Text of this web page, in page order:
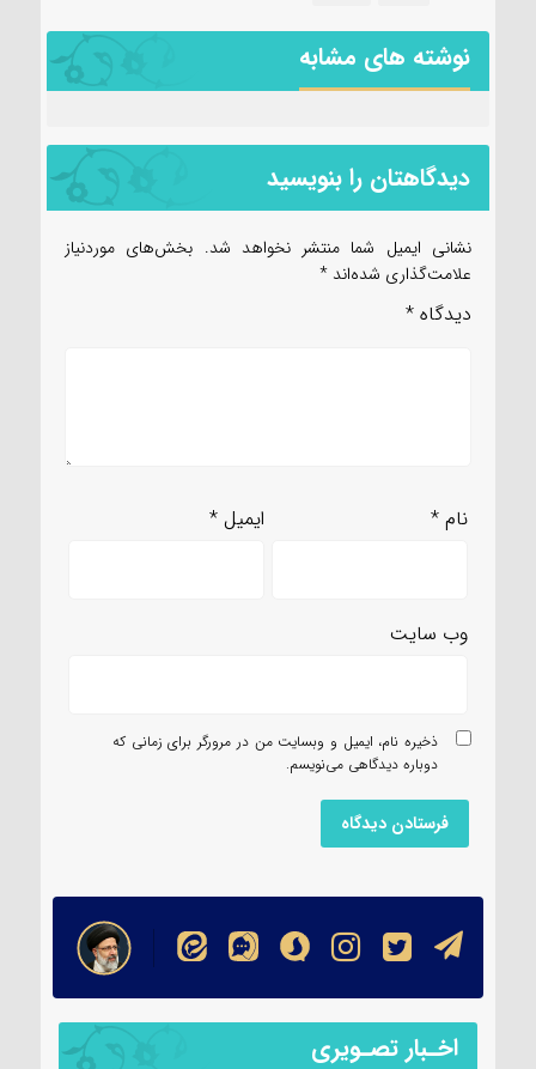
نوشته های مشابه
دیدگاهتان را بنویسید
نشانی ایمیل شما منتشر نخواهد شد. بخش‌های موردنیاز
علامت‌گذاری شده‌اند *
دیدگاه *
نام* ایمیل*
وب‌ سایت
ذخیره نام، ایمیل و وبسایت من در مرورگر برای زمانی که
دوباره دیدگاهی می‌نویسم.
اخـبار تصـویری